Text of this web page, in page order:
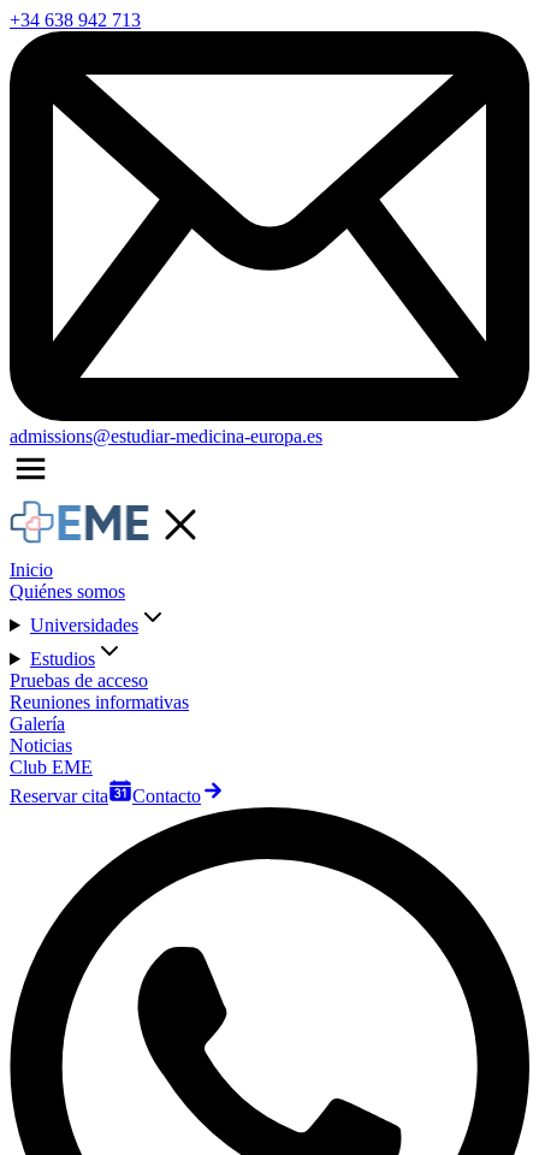
+34 638 942 713
admissions@estudiar-medicina-europa.es
Inicio
Quiénes somos
Universidades
Estudios
Pruebas de acceso
Reuniones informativas
Galería
Noticias
Club EME
Reservar cita
Contacto